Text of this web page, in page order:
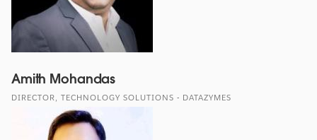
Amith Mohandas
DIRECTOR, TECHNOLOGY SOLUTIONS - DATAZYMES